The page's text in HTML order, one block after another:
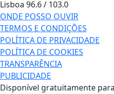
Lisboa 96.6 / 103.0
ONDE POSSO OUVIR
TERMOS E CONDIÇÕES
POLÍTICA DE PRIVACIDADE
POLÍTICA DE COOKIES
TRANSPARÊNCIA
PUBLICIDADE
Disponível gratuitamente